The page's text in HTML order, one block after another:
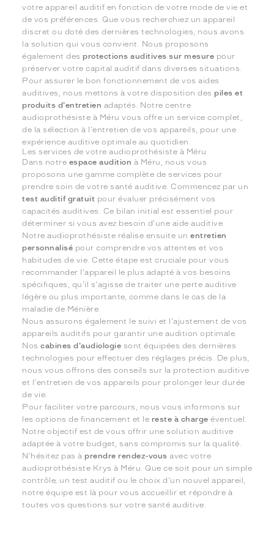
votre appareil auditif en fonction de votre mode de vie et
de vos préférences. Que vous recherchiez un appareil
discret ou doté des dernières technologies, nous avons
la solution qui vous convient. Nous proposons
également des protections auditives sur mesure pour
préserver votre capital auditif dans diverses situations.
Pour assurer le bon fonctionnement de vos aides
auditives, nous mettons à votre disposition des piles et
produits d'entretien adaptés. Notre centre
audioprothésiste à Méru vous offre un service complet,
de la sélection à l'entretien de vos appareils, pour une
expérience auditive optimale au quotidien.
Les services de votre audioprothésiste à Méru
Dans notre espace audition à Méru, nous vous
proposons une gamme complète de services pour
prendre soin de votre santé auditive. Commencez par un
test auditif gratuit pour évaluer précisément vos
capacités auditives. Ce bilan initial est essentiel pour
déterminer si vous avez besoin d'une aide auditive.
Notre audioprothésiste réalise ensuite unentretien
personnalisé pour comprendre vos attentes et vos
habitudes de vie. Cette étape est cruciale pour vous
recommander l'appareil le plus adapté à vos besoins
spécifiques, qu'il s'agisse de traiter une perte auditive
légère ou plus importante, comme dans le cas de la
maladie de Ménière.
Nous assurons également le suivi et l'ajustement de vos
appareils auditifs pour garantir une audition optimale.
Noscabines d'audiologie sont équipées des dernières
technologies pour effectuer des réglages précis. De plus,
nous vous offrons des conseils sur la protection auditive
et l'entretien de vos appareils pour prolonger leur durée
de vie.
Pour faciliter votre parcours, nous vous informons sur
les options de financement et le reste à charge éventuel.
Notre objectif est de vous offrir une solution auditive
adaptée à votre budget, sans compromis sur la qualité.
N'hésitez pas à prendre rendez-vous avec votre
audioprothésiste Krys à Méru. Que ce soit pour un simple
contrôle, un test auditif ou le choix d'un nouvel appareil,
notre équipe est là pour vous accueillir et répondre à
toutes vos questions sur votre santé auditive.